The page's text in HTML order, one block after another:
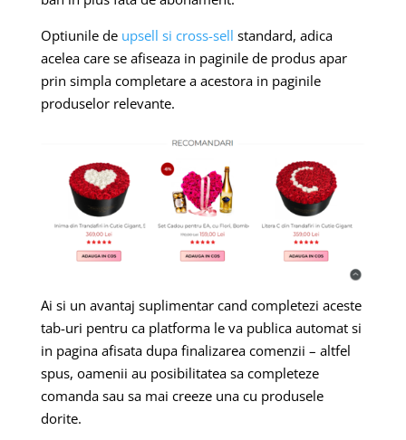
Optiunile de upsell si cross-sell standard, adica
acelea care se afiseaza in paginile de produs apar
prin simpla completare a acestora in paginile
produselor relevante.
Ai si un avantaj suplimentar cand completezi aceste
tab-uri pentru ca platforma le va publica automat si
in pagina afisata dupa finalizarea comenzii – altfel
spus, oamenii au posibilitatea sa completeze
comanda sau sa mai creeze una cu produsele
dorite.